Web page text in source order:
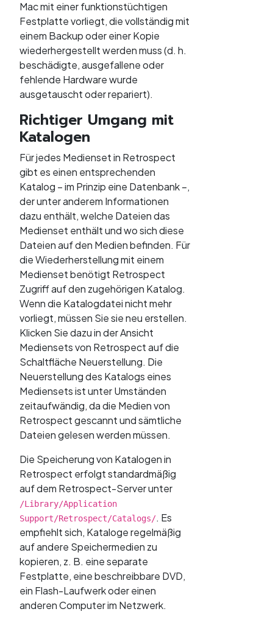
Mac mit einer funktionstüchtigen
Festplatte vorliegt, die vollständig mit
einem Backup oder einer Kopie
wiederhergestellt werden muss (d. h.
beschädigte, ausgefallene oder
fehlende Hardware wurde
ausgetauscht oder repariert).
Richtiger Umgang mit
Katalogen
Für jedes Medienset in Retrospect
gibt es einen entsprechenden
Katalog – im Prinzip eine Datenbank –,
der unter anderem Informationen
dazu enthält, welche Dateien das
Medienset enthält und wo sich diese
Dateien auf den Medien befinden. Für
die Wiederherstellung mit einem
Medienset benötigt Retrospect
Zugriff auf den zugehörigen Katalog.
Wenn die Katalogdatei nicht mehr
vorliegt, müssen Sie sie neu erstellen.
Klicken Sie dazu in der Ansicht
Mediensets von Retrospect auf die
Schaltfläche Neuerstellung. Die
Neuerstellung des Katalogs eines
Mediensets ist unter Umständen
zeitaufwändig, da die Medien von
Retrospect gescannt und sämtliche
Dateien gelesen werden müssen.
Die Speicherung von Katalogen in
Retrospect erfolgt standardmäßig
auf dem Retrospect-Server unter
/Library/Application
Support/Retrospect/Catalogs/. Es
empfiehlt sich, Kataloge regelmäßig
auf andere Speichermedien zu
kopieren, z. B. eine separate
Festplatte, eine beschreibbare DVD,
ein Flash-Laufwerk oder einen
anderen Computer im Netzwerk.